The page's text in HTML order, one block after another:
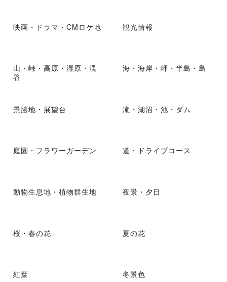
映画・ドラマ・CMロケ地 観光情報
山・峠・高原・湿原・渓
谷
海・海岸・岬・半島・島
景勝地・展望台 滝・湖沼・池・ダム
庭園・フラワーガーデン 道・ドライブコース
動物生息地・植物群生地 夜景・夕日
桜・春の花 夏の花
紅葉 冬景色